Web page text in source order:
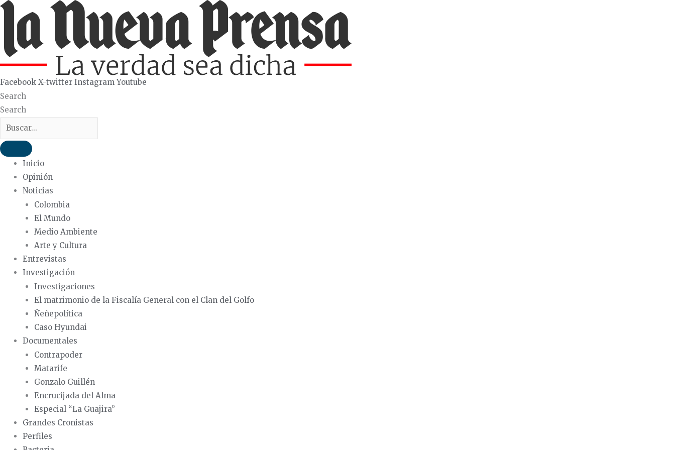
Ir
Facebook X-twitter Instagram Youtube
Search
Search
Inicio
Opinión
Noticias
Colombia
El Mundo
Medio Ambiente
Arte y Cultura
Entrevistas
Investigación
Investigaciones
El matrimonio de la Fiscalía General con el Clan del Golfo
Ñeñepolítica
Caso Hyundai
Documentales
Contrapoder
Matarife
Gonzalo Guillén
Encrucijada del Alma
Especial “La Guajira”
Grandes Cronistas
Perfiles